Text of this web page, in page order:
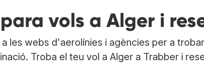
vols a Alger i
les webs d'aerolínies i agències per a
Troba el teu vol a Alger a Trabber i